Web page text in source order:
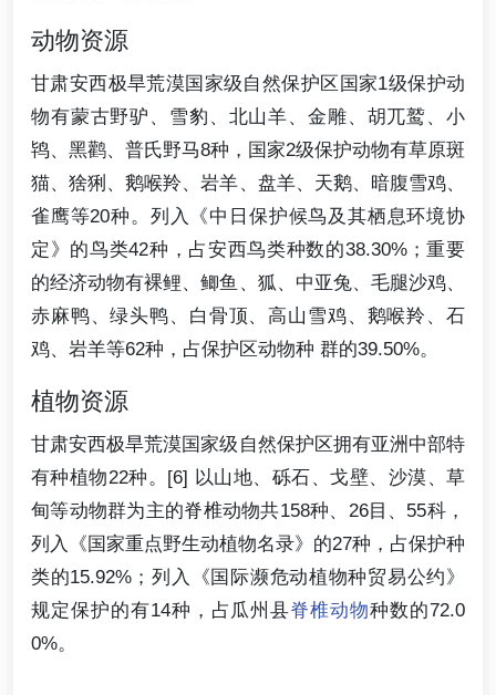
动物资源
甘肃安西极旱荒漠国家级自然保护区国家1级保护动
物有蒙古野驴、雪豹、北山羊、金雕、胡兀鹫、小
鸨、黑鹳、普氏野马8种，国家2级保护动物有草原斑
猫、猞猁、鹅喉羚、岩羊、盘羊、天鹅、暗腹雪鸡、
雀鹰等20种。列入《中日保护候鸟及其栖息环境协
定》的鸟类42种，占安西鸟类种数的38.30%；重要
的经济动物有裸鲤、鲫鱼、狐、中亚兔、毛腿沙鸡、
赤麻鸭、绿头鸭、白骨顶、高山雪鸡、鹅喉羚、石
鸡、岩羊等62种，占保护区动物种 群的39.50%。
植物资源
甘肃安西极旱荒漠国家级自然保护区拥有亚洲中部特
有种植物22种。[6] 以山地、砾石、戈壁、沙漠、草
甸等动物群为主的脊椎动物共158种、26目、55科，
列入《国家重点野生动植物名录》的27种，占保护种
类的15.92%；列入《国际濒危动植物种贸易公约》
规定保护的有14种，占瓜州县脊椎动物种数的72.0
0%。